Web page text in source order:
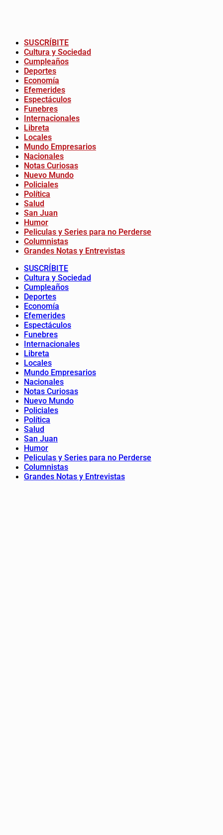
SUSCRÍBITE
Cultura y Sociedad
Cumpleaños
Deportes
Economía
Efemerides
Espectáculos
Funebres
Internacionales
Libreta
Locales
Mundo Empresarios
Nacionales
Notas Curiosas
Nuevo Mundo
Policiales
Política
Salud
San Juan
Humor
Peliculas y Series para no Perderse
Columnistas
Grandes Notas y Entrevistas
SUSCRÍBITE
Cultura y Sociedad
Cumpleaños
Deportes
Economía
Efemerides
Espectáculos
Funebres
Internacionales
Libreta
Locales
Mundo Empresarios
Nacionales
Notas Curiosas
Nuevo Mundo
Policiales
Política
Salud
San Juan
Humor
Peliculas y Series para no Perderse
Columnistas
Grandes Notas y Entrevistas